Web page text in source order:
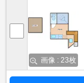
画像 : 23枚